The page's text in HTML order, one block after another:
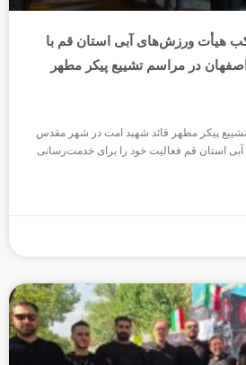
هیأت ورزش‌های آبی استان قم با
در مراسم تشییع پیکر مطهر
پیکر مطهر قائد شهید امت در شهر مقدس
استان قم فعالیت خود را برای خدمت‌رسانی